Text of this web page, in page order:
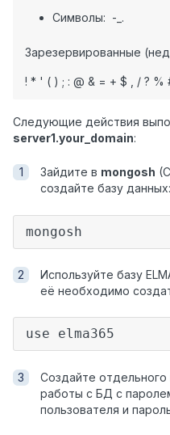
Символы: -_.
Зарезервированные
! * ' ( ) ; : @ & = + $ , / ? %
Следующие действия
server1.your_domain:
Зайдите в mongosh
создайте базу данных:
mongosh
Используйте базу
её необходимо
use elma365
Создайте отдельного
работы с БД с
пользователя и